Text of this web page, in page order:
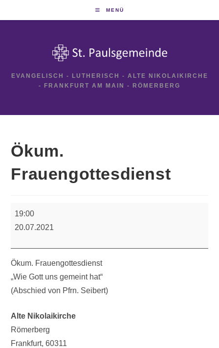
MENÜ
EVANGELISCH - LUTHERISCH - ALTE NIKOLAIKIRCHE
- FRANKFURT AM MAIN - RÖMERBERG
Ökum.
Frauengottesdienst
19:00
20.07.2021
Ökum. Frauengottesdienst
„Wie Gott uns gemeint hat“
(Abschied von Pfrn. Seibert)
Alte Nikolaikirche
Römerberg
Frankfurt,60311